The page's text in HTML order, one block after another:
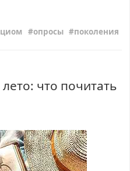
опросы поколения
что почитать